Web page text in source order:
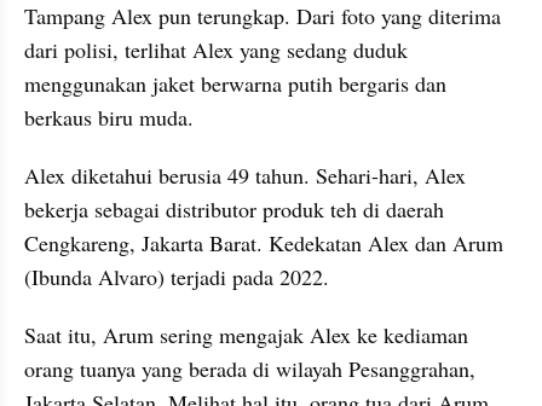
Tampang Alex pun terungkap. Dari foto yang diterima
dari polisi, terlihat Alex yang sedang duduk
menggunakan jaket berwarna putih bergaris dan
berkaus biru muda.
Alex diketahui berusia 49 tahun. Sehari-hari, Alex
bekerja sebagai distributor produk teh di daerah
Cengkareng, Jakarta Barat. Kedekatan Alex dan Arum
(Ibunda Alvaro) terjadi pada 2022.
Saat itu, Arum sering mengajak Alex ke kediaman
orang tuanya yang berada di wilayah Pesanggrahan,